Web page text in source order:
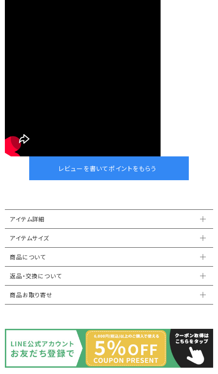
アイテム詳細
アイテムサイズ
商品について
返品・交換について
商品お取り寄せ